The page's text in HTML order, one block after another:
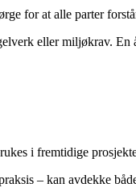
for at alle parter
eller miljøkrav.
i fremtidige
– kan avdekke